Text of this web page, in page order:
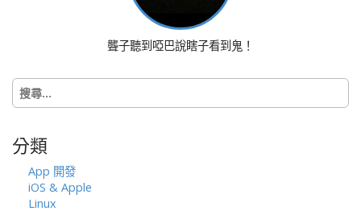
i
o
n
聾子聽到啞巴說瞎子看到鬼！
搜
尋
字:
分類
App 開發
iOS & Apple
Linux